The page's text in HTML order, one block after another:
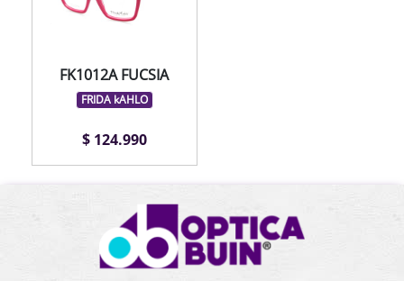
FK1012A FUCSIA
FRIDA kAHLO
$ 124.990